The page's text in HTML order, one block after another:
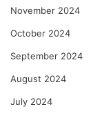
November 2024
October 2024
September 2024
August 2024
July 2024